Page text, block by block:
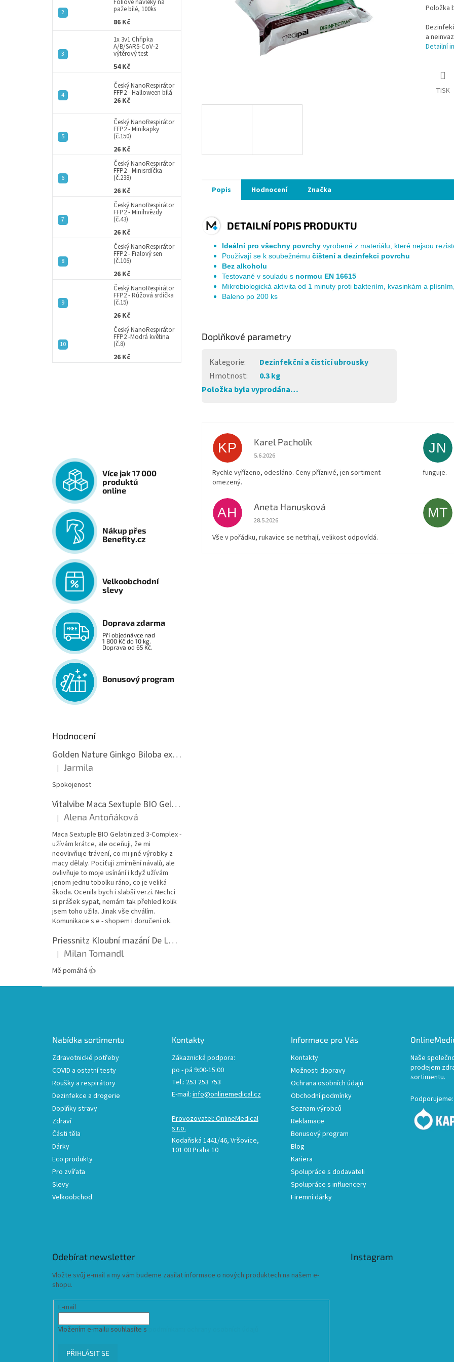
paže bílé, 100ks
86 Kč
1x 3v1 Chřipka
A/B/SARS-CoV-2
výtěrový test
54 Kč
Český NanoRespirátor
FFP2 - Halloween bílá
26 Kč
Český NanoRespirátor
FFP2 - Minikapky
(č.150)
26 Kč
Český NanoRespirátor
FFP2 - Minisrdíčka
(č.238)
26 Kč
Český NanoRespirátor
FFP2 - Minihvězdy
(č.43)
26 Kč
Český NanoRespirátor
FFP2 - Fialový sen
(č.106)
26 Kč
Český NanoRespirátor
FFP2 - Růžová srdíčka
(č.15)
26 Kč
Český NanoRespirátor
FFP2 -Modrá květina
(č.8)
26 Kč
Více jak 17 000
produktů
online
Nákup přes
Benefity.cz
Velkoobchodní
slevy
Doprava zdarma
Při objednávce nad
1 800 Kč do 10 kg.
Doprava od 65 Kč.
Bonusový program
Hodnocení
Golden Nature Ginkgo Biloba extrakt 50:1 60mg, 100 kapslí
Hodnocení produktu je 5 z 5 hvězdiček.
| Jarmila
Spokojenost
Vitalvibe Maca Sextuple BIO Gelatinized 3-Complex, 60 kapslí
Hodnocení produktu je 5 z 5 hvězdiček.
| Alena Antoňáková
Maca Sextuple BIO Gelatinized 3-Complex -
užívám krátce, ale oceňuji, že mi
neovlivňuje trávení, co mi jiné výrobky z
macy dělaly. Pociťuji zmírnění návalů, ale
ovlivňuje to moje usínání i když užívám
jenom jednu tobolku ráno, co je veliká
škoda. Ocenila bych i slabší verzi. Nechci
si prášek sypat, nemám tak přehled kolik
jsem toho užila. Jinak vše chválím.
Komunikace s e - shopem i doručení ok.
Priessnitz Kloubní mazání De Luxe, 200ml
Hodnocení produktu je 5 z 5 hvězdiček.
| Milan Tomandl
Mě pomáhá 👍
Položka
a
Detailní
TISK
Popis Hodnocení Značka
DETAILNÍ POPIS PRODUKTU
Ideální pro všechny povrchy vyrobené z materiálu, které nejsou
Používají se k soubežnému čištení a dezinfekci povrchu
Bez alkoholu
Testované v souladu s normou EN 16615
Mikrobiologická aktivita od 1 minuty proti bakteriím, kvasinkám a
Baleno po 200 ks
Doplňkové parametry
Kategorie:
Dezinfekční a čistící ubrousky
Hmotnost:
0.3 kg
Položka byla vyprodána…
KP Karel Pacholík
Hodnocení obchodu je 4 z 5 hvězdiček.
5.6.2026
Rychle vyřízeno, odesláno. Ceny příznivé, jen sortiment
omezený.
JN
funguje.
AH Aneta Hanusková
Hodnocení obchodu je 5 z 5 hvězdiček.
28.5.2026
Vše v pořádku, rukavice se netrhají, velikost odpovídá.
MT
Nabídka sortimentu
Zdravotnické potřeby
COVID a ostatní testy
Roušky a respirátory
Dezinfekce a drogerie
Doplňky stravy
Zdraví
Části těla
Dárky
Eco produkty
Pro zvířata
Slevy
Velkoobchod
Kontakty
Zákaznická podpora:
po - pá 9:00-15:00
Tel.: 253 253 753
E-mail: info@onlinemedical.cz
Provozovatel: OnlineMedical
s.r.o.
Kodaňská 1441/46, Vršovice,
101 00 Praha 10
Informace pro Vás
Kontakty
Možnosti dopravy
Ochrana osobních údajů
Obchodní podmínky
Seznam výrobců
Reklamace
Bonusový program
Blog
Kariera
Spolupráce s dodavateli
Spolupráce s influencery
Firemní dárky
Naše
prodejem
sortimentu.
Podporujeme:
Odebírat newsletter
Vložte svůj e-mail a my vám budeme zasílat informace o nových produktech na našem e-
shopu.
E-mail
Vložením e-mailu souhlasíte s
PŘIHLÁSIT SE
Instagram